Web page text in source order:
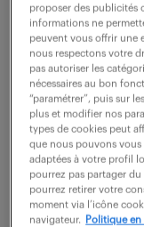
75 000 - 85
Le Responsable
d'agences au
Unit
Directeur de
voir l'offre
proposer des publicités
informations ne
peuvent vous offrir une
nous respectons votre
pas autoriser les
nécessaires au bon
“paramétrer”, puis sur
plus et modifier nos
types de cookies peut
que nous pouvons
adaptées à votre profil
pourrez pas partager du
pourrez retirer votre
moment via l’icône
navigateur.
Politique